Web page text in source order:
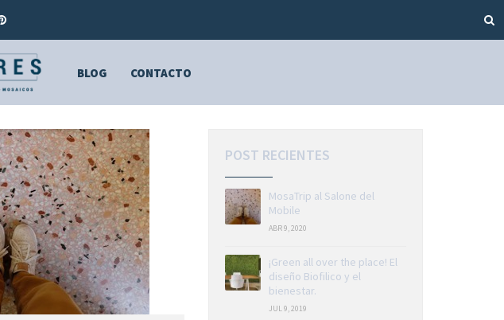
BLOG CONTACTO
POST RECIENTES
MosaTrip al Salone del
Mobile
ABR 9, 2020
¡Green all over the place! El
diseño Biofilico y el
bienestar.
JUL 9, 2019